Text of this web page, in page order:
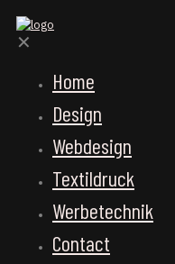
✕
Home
Design
Webdesign
Textildruck
Werbetechnik
Contact